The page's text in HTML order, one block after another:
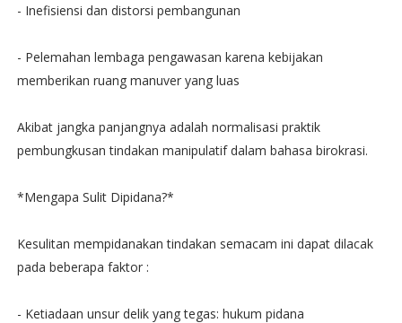
- Inefisiensi dan distorsi pembangunan
- Pelemahan lembaga pengawasan karena kebijakan
memberikan ruang manuver yang luas
Akibat jangka panjangnya adalah normalisasi praktik
pembungkusan tindakan manipulatif dalam bahasa birokrasi.
*Mengapa Sulit Dipidana?*
Kesulitan mempidanakan tindakan semacam ini dapat dilacak
pada beberapa faktor :
- Ketiadaan unsur delik yang tegas: hukum pidana